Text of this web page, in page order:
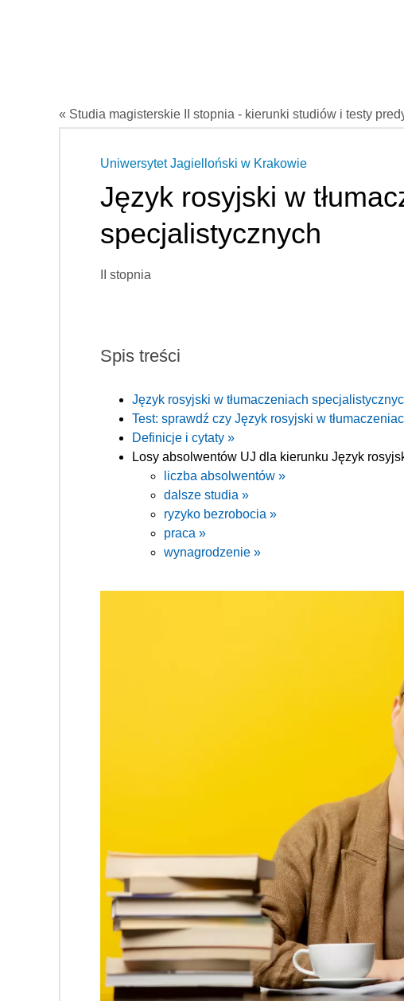
« Studia magisterskie II stopnia - kierunki studiów i testy
Uniwersytet Jagielloński w Krakowie
Język rosyjski w
specjalistycznych
II stopnia
Spis treści
Język rosyjski w tłumaczeniach
Test: sprawdź czy Język rosyjski w
Definicje i cytaty »
Losy absolwentów UJ dla kierunku Język
liczba absolwentów »
dalsze studia »
ryzyko bezrobocia »
praca »
wynagrodzenie »